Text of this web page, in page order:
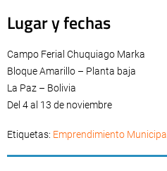
Lugar y fechas
Campo Ferial Chuquiago Marka
Bloque Amarillo – Planta baja
La Paz – Bolivia
Del 4 al 13 de noviembre
Etiquetas: Emprendimiento Municipal